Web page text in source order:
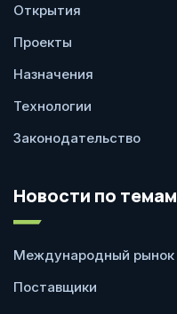
Открытия
Проекты
Назначения
Технологии
Законодательство
Новости по темам
Международный рынок
Поставщики